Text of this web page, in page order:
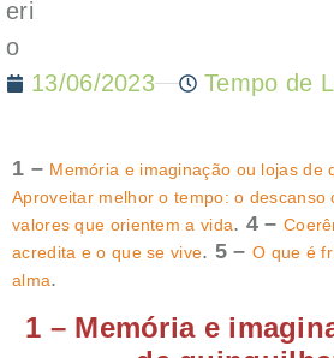
13/06/2023 Tempo de
1 – Memória e imaginação ou lojas de
Aproveitar melhor o tempo: o descanso
valores que orientem a vida. 4 –
acredita e o que se vive. 5 –O que é
alma.
1 – Memória e